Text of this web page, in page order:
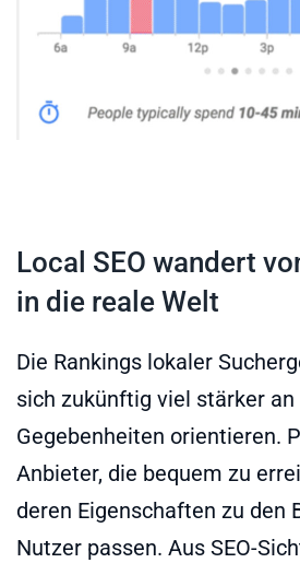
Local SEO wandert
in die reale Welt
Die Rankings lokaler
sich zukünftig viel stärker an
Gegebenheiten orientieren.
Anbieter, die bequem zu
deren Eigenschaften zu den
Nutzer passen. Aus SEO-